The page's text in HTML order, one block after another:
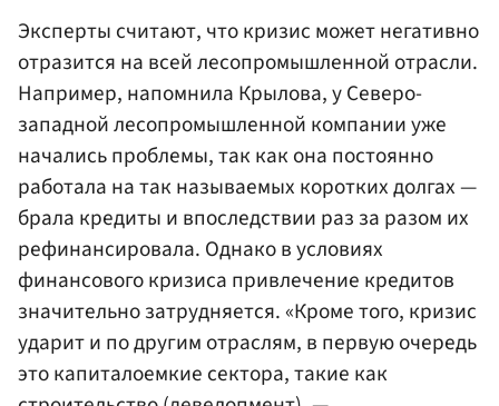
Эксперты считают, что кризис может негативно
отразится на всей лесопромышленной отрасли.
Например, напомнила Крылова, у Северо-
западной лесопромышленной компании уже
начались проблемы, так как она постоянно
работала на так называемых коротких долгах —
брала кредиты и впоследствии раз за разом их
рефинансировала. Однако в условиях
финансового кризиса привлечение кредитов
значительно затрудняется. «Кроме того, кризис
ударит и по другим отраслям, в первую очередь
это капиталоемкие сектора, такие как